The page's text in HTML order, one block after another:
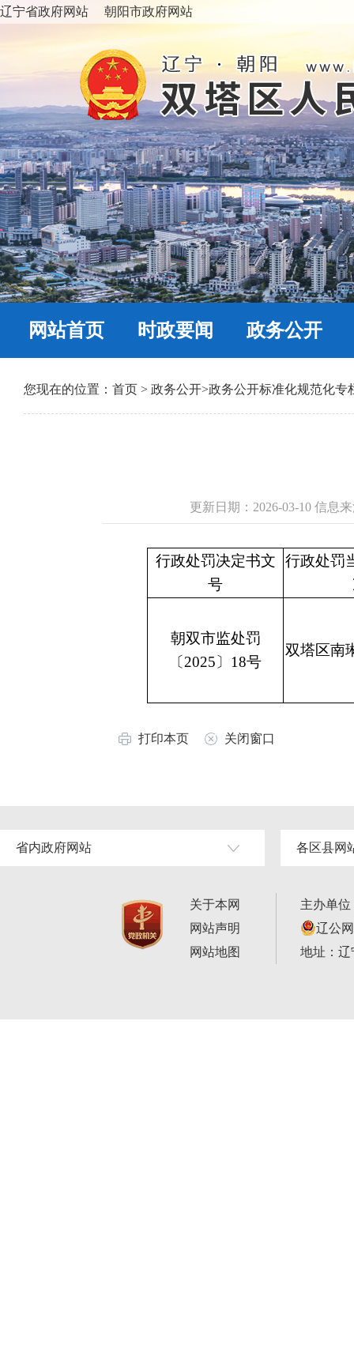
辽宁省政府网站 朝阳市政府网站
网站首页 时政要闻 政务公开
您现在的位置： 首页 > 政务公开>政务公开标准化规范化专
更新日期：2026-03-10 信息
行政处罚决定书文
号
行政处罚
朝双市监处罚
〔2025〕18号
双塔区南
打印本页 关闭窗口
省内政府网站 各区县网
关于本网
网站声明
网站地图
主办单
辽公
地址：辽